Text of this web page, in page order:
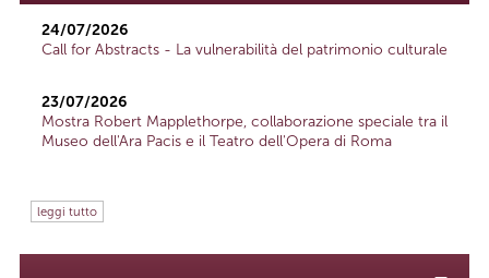
24/07/2026
Call for Abstracts - La vulnerabilità del patrimonio culturale
23/07/2026
Mostra Robert Mapplethorpe, collaborazione speciale tra il
Museo dell'Ara Pacis e il Teatro dell'Opera di Roma
leggi tutto